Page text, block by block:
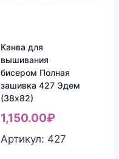
Канва для
вышивания
бисером Полная
зашивка 427 Эдем
(38х82)
1,150.00₽
Артикул: 427